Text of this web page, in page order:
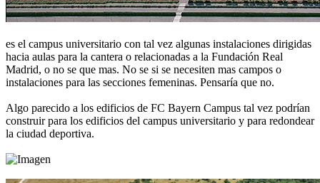
es el campus universitario con tal vez algunas instalaciones dirigidas
hacia aulas para la cantera o relacionadas a la Fundación Real
Madrid, o no se que mas. No se si se necesiten mas campos o
instalaciones para las secciones femeninas. Pensaría que no.
Algo parecido a los edificios de FC Bayern Campus tal vez podrían
construir para los edificios del campus universitario y para redondear
la ciudad deportiva.